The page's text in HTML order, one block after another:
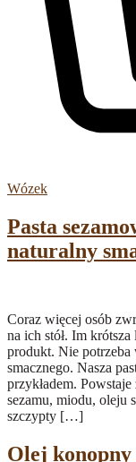
Wózek
Pasta
naturalny
Coraz więcej osób
na ich stół. Im
produkt. Nie potrzeba
smacznego. Nasza
przykładem.
sezamu, miodu, oleju
szczypty […]
Olej konopny